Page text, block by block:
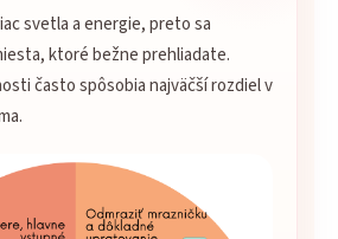
svetla a energie, preto sa
ktoré bežne prehliadate.
často spôsobia najväčší rozdiel v